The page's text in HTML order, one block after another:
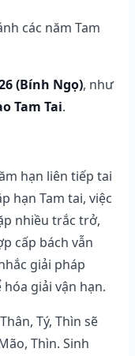
các năm Tam
(Bính Ngọ), như
Tam Tai.
hạn liên tiếp tai
hạn Tam tai, việc
nhiều trắc trở,
cấp bách vẫn
giải pháp
giải vận hạn.
Tý, Thìn sẽ
Thìn. Sinh